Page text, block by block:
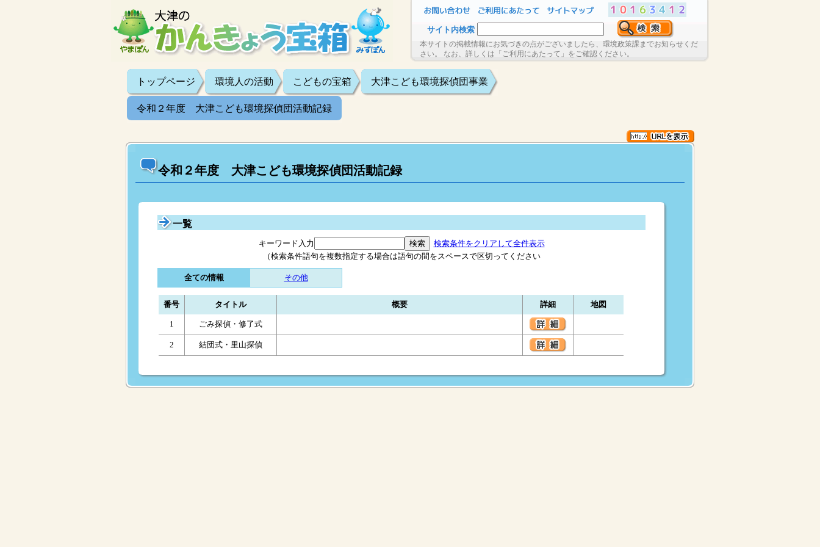
サイト内検索
本サイトの掲載情報にお気づきの点がございましたら、環境政策課までお知らせくだ
さい。 なお、詳しくは「ご利用にあたって」をご確認ください。
トップページ 環境人の活動 こどもの宝箱 大津こども環境探偵団事業
令和２年度 大津こども環境探偵団活動記録
令和２年度 大津こども環境探偵団活動記録
一覧
キーワード入力
検索条件をクリアして全件表示
（検索条件語句を複数指定する場合は語句の間をスペースで区切ってください
全ての情報 その他
番号 タイトル 概要 詳細 地図
1 ごみ探偵・修了式
2 結団式・里山探偵